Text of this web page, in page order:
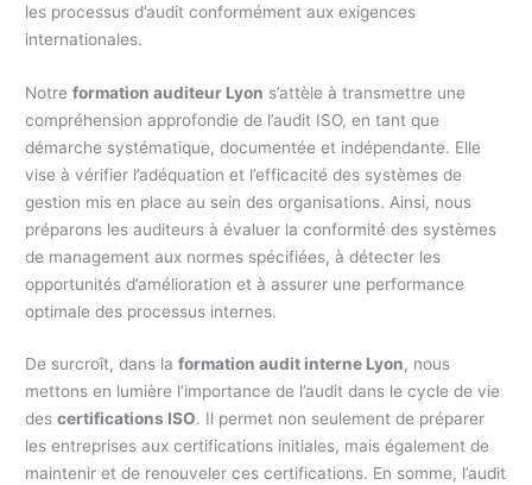
les processus d’audit conformément aux exigences
internationales.
Notreformation auditeur Lyon s’attèle à transmettre une
compréhension approfondie de l’audit ISO, en tant que
démarche systématique, documentée et indépendante. Elle
vise à vérifier l’adéquation et l’efficacité des systèmes de
gestion mis en place au sein des organisations. Ainsi, nous
préparons les auditeurs à évaluer la conformité des systèmes
de management aux normes spécifiées, à détecter les
opportunités d’amélioration et à assurer une performance
optimale des processus internes.
De surcroît, dans laformation audit interne Lyon, nous
mettons en lumière l’importance de l’audit dans le cycle de vie
descertifications ISO. Il permet non seulement de préparer
les entreprises aux certifications initiales, mais également de
maintenir et de renouveler ces certifications. En somme, l’audit